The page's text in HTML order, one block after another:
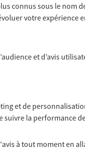
connus sous le nom
votre expérience
et d’avis
et de
la performance
à tout moment en